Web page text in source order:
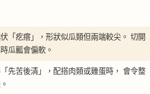
「疙瘩」，形狀似瓜類但兩端較尖。 切開
瓜瓤會偏軟。
先苦後清」，配搭肉類或雞蛋時， 會令整